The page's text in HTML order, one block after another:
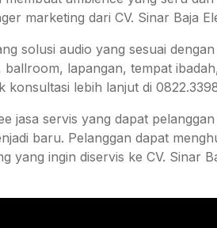
marketing dari CV. Sinar Baja
solusi audio yang sesuai
lapangan, tempat
konsultasi lebih lanjut di
jasa servis yang dapat
baru. Pelanggan dapat
yang ingin diservis ke CV. Sinar